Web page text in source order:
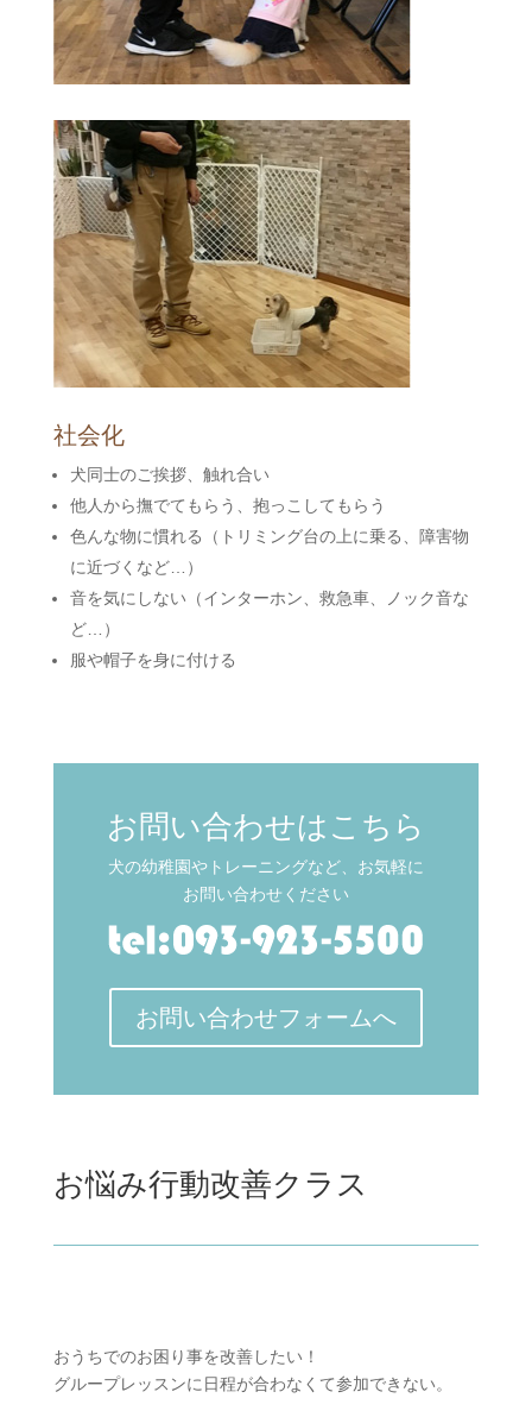
社会化
犬同士のご挨拶、触れ合い
他人から撫でてもらう、抱っこしてもらう
色んな物に慣れる（トリミング台の上に乗る、障害物
に近づくなど…）
音を気にしない（インターホン、救急車、ノック音な
ど…）
服や帽子を身に付ける
お問い合わせはこちら
犬の幼稚園やトレーニングなど、お気軽に
お問い合わせください
お問い合わせフォームへ
お悩み行動改善クラス
おうちでのお困り事を改善したい！
グループレッスンに日程が合わなくて参加できない。